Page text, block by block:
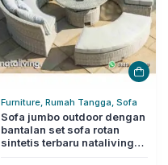
Furniture, Rumah Tangga, Sofa
Sofa jumbo outdoor dengan
bantalan set sofa rotan
sintetis terbaru nataliving